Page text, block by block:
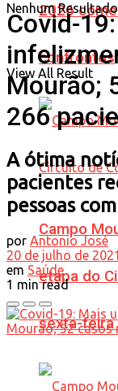
2026
confrontos
Campo
etapa do
sexta-feira
Nenhum Resultado
View All Result
Covid-
Mourão;
266
A ótima
pacientes
pessoas
por Antonio José
20 de julho de 2021
em Saúde
1 min read